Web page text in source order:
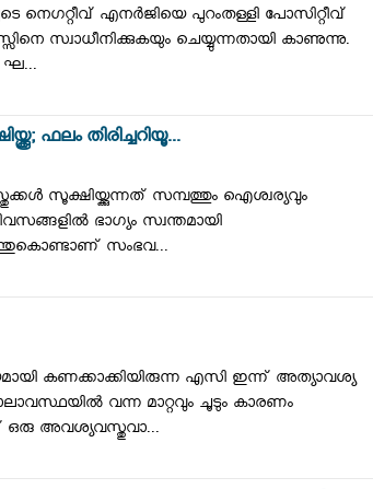
നെഗറ്റീവ് എനര്‍ജിയെ പുറംതള്ളി പോസിറ്റീവ്
സ്വാധീനിക്കുകയും ചെയ്യുന്നതായി കാണുന്നു.
ഘ...
ഫലം തിരിച്ചറിയൂ...
സൂക്ഷിയ്ക്കുന്നത് സമ്പത്തും ഐശ്വര്യവും
ഭാഗ്യം സ്വന്തമായി
സംഭവ...
കണക്കാക്കിയിരുന്ന എസി ഇന്ന് അത്യാവശ്യ
വന്ന മാറ്റവും ചൂടും കാരണം
അവശ്യവസ്തുവാ...